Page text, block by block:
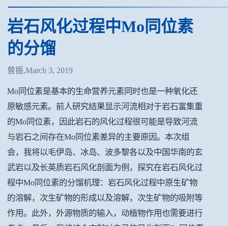
岩石风化过程中Mo同位素
的分馏
曾振,March 3, 2019
Mo同位素是基本的生命营养元素同时也是一种氧化还
原敏感元素。前人研究结果显示河流相对于岩石富集重
的Mo同位素，因此岩石的风化过程很可能是导致河流
与岩石之间存在Mo同位素差异的主要原因。本次组
会，我将以毛伊岛、冰岛、波多黎各以及中国华南的玄
武岩以及长英质岩石风化剖面为例，探究在岩石风化过
程中Mo同位素的分馏机理：岩石风化过程中原生矿物
的溶解，次生矿物的形成以及溶解，次生矿物的吸附等
作用。此外，外源物质的输入，动植物作用也需要进行